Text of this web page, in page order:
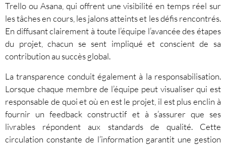
Trello ou Asana, qui offrent une visibilité en temps réel sur
les tâches en cours, les jalons atteints et les défis rencontrés.
En diffusant clairement à toute l’équipe l’avancée des étapes
du projet, chacun se sent impliqué et conscient de sa
contribution au succès global.
La transparence conduit également à la responsabilisation.
Lorsque chaque membre de l’équipe peut visualiser qui est
responsable de quoi et où en est le projet, il est plus enclin à
fournir un feedback constructif et à s’assurer que ses
livrables répondent aux standards de qualité. Cette
circulation constante de l’information garantit une gestion